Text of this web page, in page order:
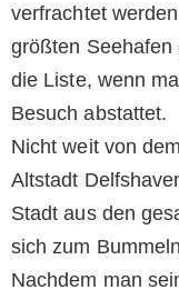
verfrachtet
größten Seehafen
die Liste, wenn
Besuch abstattet.
Nicht weit von
Altstadt
Stadt aus den
sich zum
Nachdem man